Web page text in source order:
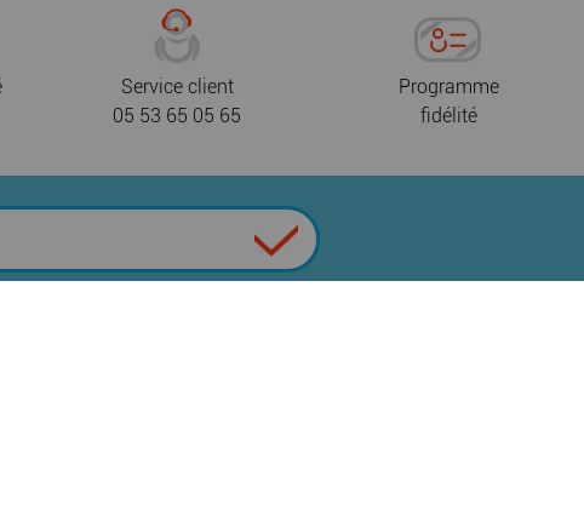
Service client
05 53 65 05 65
Programme
fidélité